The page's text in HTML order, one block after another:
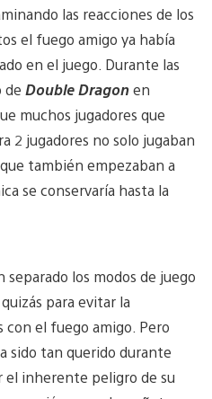
las reacciones de los
el fuego amigo ya había
en el juego. Durante las
de Double Dragonen
muchos jugadores que
2 jugadores no solo jugaban
también empezaban a
se conservaría hasta la
los modos de juego
para evitar la
con el fuego amigo. Pero
sido tan querido durante
inherente peligro de su